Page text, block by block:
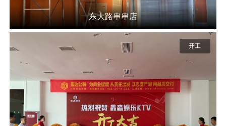
东大路串串店
开工